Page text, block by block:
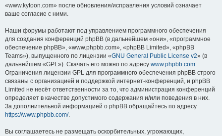
«www.kytoon.com» после обновления/исправления условий означает
ваше согласие с ними.
Наши форумы работают под управлением программного обеспечения
для создания конференций phpBB (в дальнейшем «они», «программное
обеспечение phpBB», «www.phpbb.com», «phpBB Limited», «phpBB
Teams»), выпущенного по лицензии «GNU General Public License v2» (в
дальнейшем «GPL»). Скачать его можно по адресу www.phpbb.com.
Ограничения лицензии GPL для программного обеспечения phpBB строго
связаны с организацией и поддержкой интернет-конференций, и phpBB
Limited не несёт ответственности за то, что администрация конференций
определяет в качестве допустимого содержания и/или поведения в них.
За дополнительной информацией о phpBB обращайтесь по адресу
https://www.phpbb.com/.
Вы соглашаетесь не размещать оскорбительных, угрожающих,